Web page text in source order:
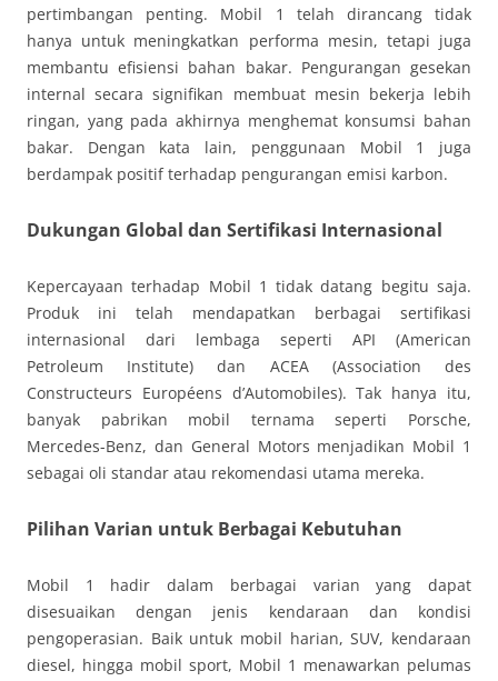
pertimbangan penting. Mobil 1 telah dirancang tidak
hanya untuk meningkatkan performa mesin, tetapi juga
membantu efisiensi bahan bakar. Pengurangan gesekan
internal secara signifikan membuat mesin bekerja lebih
ringan, yang pada akhirnya menghemat konsumsi bahan
bakar. Dengan kata lain, penggunaan Mobil 1 juga
berdampak positif terhadap pengurangan emisi karbon.
Dukungan Global dan Sertifikasi Internasional
Kepercayaan terhadap Mobil 1 tidak datang begitu saja.
Produk ini telah mendapatkan berbagai sertifikasi
internasional dari lembaga seperti API (American
Petroleum Institute) dan ACEA (Association des
Constructeurs Européens d’Automobiles). Tak hanya itu,
banyak pabrikan mobil ternama seperti Porsche,
Mercedes-Benz, dan General Motors menjadikan Mobil 1
sebagai oli standar atau rekomendasi utama mereka.
Pilihan Varian untuk Berbagai Kebutuhan
Mobil 1 hadir dalam berbagai varian yang dapat
disesuaikan dengan jenis kendaraan dan kondisi
pengoperasian. Baik untuk mobil harian, SUV, kendaraan
diesel, hingga mobil sport, Mobil 1 menawarkan pelumas